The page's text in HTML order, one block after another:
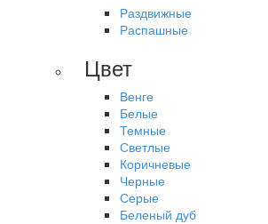
Раздвижные
Распашные
Цвет
Венге
Белые
Темные
Светлые
Коричневые
Черные
Серые
Беленый дуб